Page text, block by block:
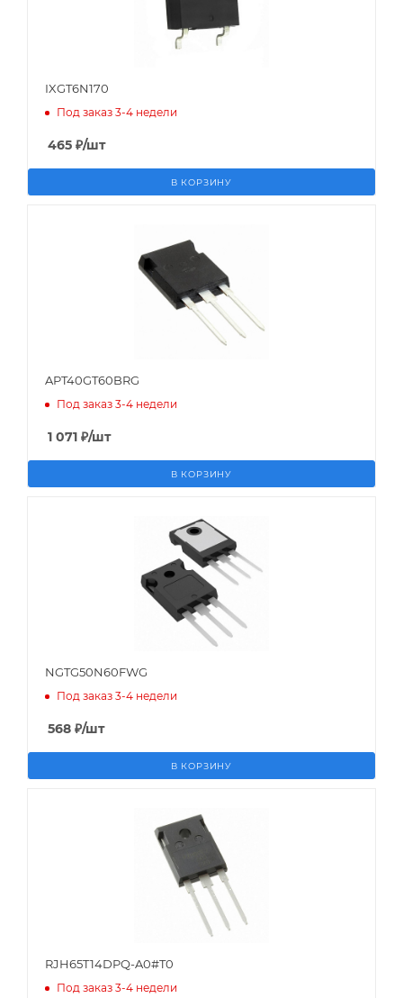
IXGT6N170
Под заказ 3-4 недели
465 ₽/шт
В КОРЗИНУ
APT40GT60BRG
Под заказ 3-4 недели
1 071 ₽/шт
В КОРЗИНУ
NGTG50N60FWG
Под заказ 3-4 недели
568 ₽/шт
В КОРЗИНУ
RJH65T14DPQ-A0#T0
Под заказ 3-4 недели